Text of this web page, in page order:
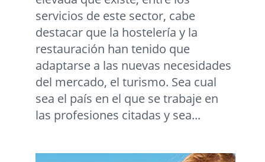
servicios de este sector, cabe
destacar que la hostelería y la
restauración han tenido que
adaptarse a las nuevas necesidades
del mercado, el turismo. Sea cual
sea el país en el que se trabaje en
las profesiones citadas y sea...